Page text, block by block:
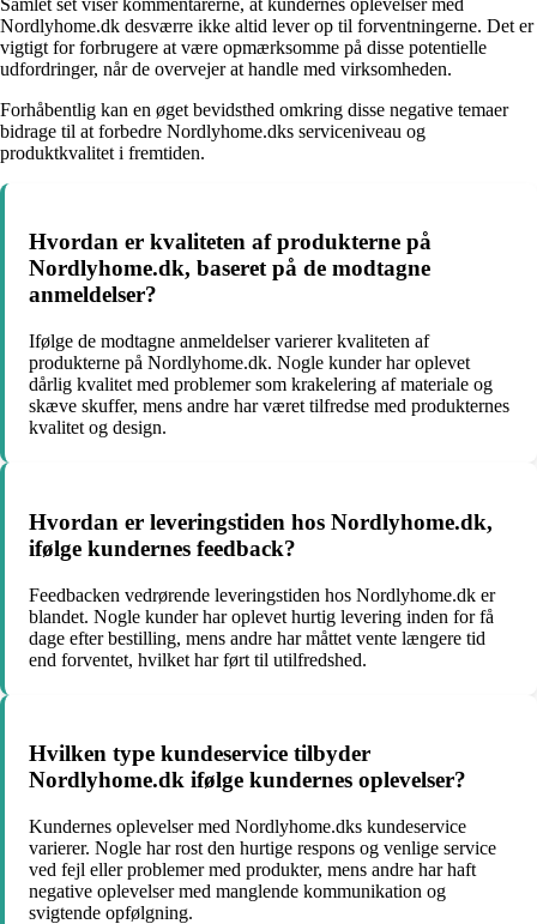
Nordlyhome.dk desværre ikke altid lever op til forventningerne. Det er
vigtigt for forbrugere at være opmærksomme på disse potentielle
udfordringer, når de overvejer at handle med virksomheden.
Forhåbentlig kan en øget bevidsthed omkring disse negative temaer
bidrage til at forbedre Nordlyhome.dks serviceniveau og
produktkvalitet i fremtiden.
Hvordan er kvaliteten af produkterne på
Nordlyhome.dk, baseret på de modtagne
anmeldelser?
Ifølge de modtagne anmeldelser varierer kvaliteten af
produkterne på Nordlyhome.dk. Nogle kunder har oplevet
dårlig kvalitet med problemer som krakelering af materiale og
skæve skuffer, mens andre har været tilfredse med produkternes
kvalitet og design.
Hvordan er leveringstiden hos Nordlyhome.dk,
ifølge kundernes feedback?
Feedbacken vedrørende leveringstiden hos Nordlyhome.dk er
blandet. Nogle kunder har oplevet hurtig levering inden for få
dage efter bestilling, mens andre har måttet vente længere tid
end forventet, hvilket har ført til utilfredshed.
Hvilken type kundeservice tilbyder
Nordlyhome.dk ifølge kundernes oplevelser?
Kundernes oplevelser med Nordlyhome.dks kundeservice
varierer. Nogle har rost den hurtige respons og venlige service
ved fejl eller problemer med produkter, mens andre har haft
negative oplevelser med manglende kommunikation og
svigtende opfølgning.